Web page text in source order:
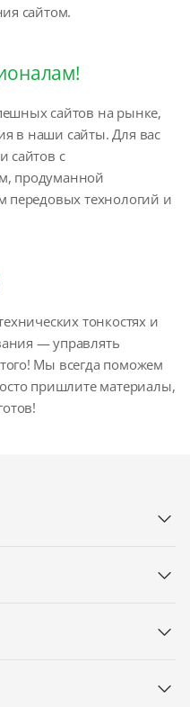
сайтом.
сайтов на рынке,
в наши сайты. Для вас
сайтов с
продуманной
передовых технологий и
тонкостях и
— управлять
Мы всегда поможем
пришлите материалы,